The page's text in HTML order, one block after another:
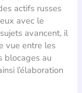
actifs russes
avec le
avancent, il
vue entre les
blocages au
l’élaboration